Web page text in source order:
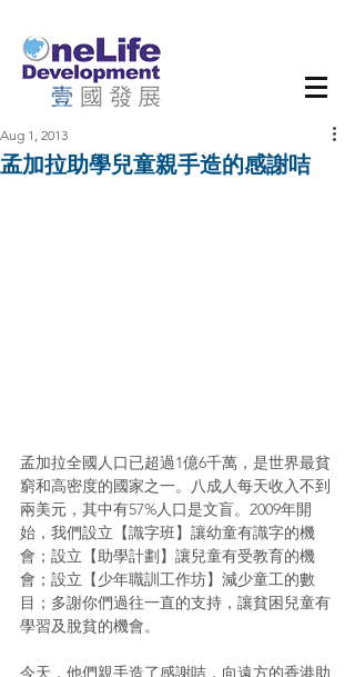
孟加拉助學兒童親手造的感謝咭
Aug 1, 2013
孟加拉全國人口已超過1億6千萬，是世界最貧
窮和高密度的國家之一。八成人每天收入不到
兩美元，其中有57%人口是文盲。2009年開
始，我們設立【識字班】讓幼童有識字的機
會；設立【助學計劃】讓兒童有受教育的機
會；設立【少年職訓工作坊】減少童工的數
目；多謝你們過往一直的支持，讓貧困兒童有
學習及脫貧的機會。
今天，他們親手造了感謝咭，向遠方的香港助